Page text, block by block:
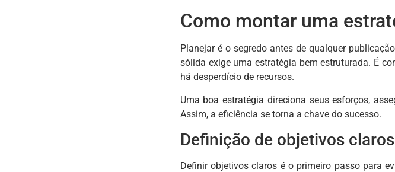
Como montar uma
Planejar é o segredo antes de qualquer
sólida exige uma estratégia bem estruturada. É
há desperdício de recursos.
Uma boa estratégia direciona seus esforços,
Assim, a eficiência se torna a chave do sucesso.
Definição de objetivos claros
Definir objetivos claros é o primeiro passo para